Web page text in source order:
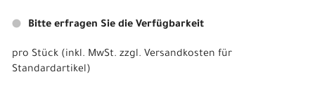
Bitte erfragen Sie die Verfügbarkeit
pro Stück (inkl. MwSt. zzgl. Versandkosten für
Standardartikel)